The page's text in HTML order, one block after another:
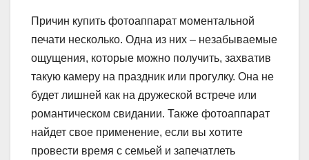
Причин купить фотоаппарат моментальной
печати несколько. Одна из них – незабываемые
ощущения, которые можно получить, захватив
такую камеру на праздник или прогулку. Она не
будет лишней как на дружеской встрече или
романтическом свидании. Также фотоаппарат
найдет свое применение, если вы хотите
провести время с семьей и запечатлеть